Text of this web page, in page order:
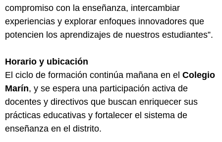
compromiso con la enseñanza, intercambiar
experiencias y explorar enfoques innovadores que
potencien los aprendizajes de nuestros estudiantes”.
Horario y ubicación
El ciclo de formación continúa mañana en el Colegio
Marín, y se espera una participación activa de
docentes y directivos que buscan enriquecer sus
prácticas educativas y fortalecer el sistema de
enseñanza en el distrito.